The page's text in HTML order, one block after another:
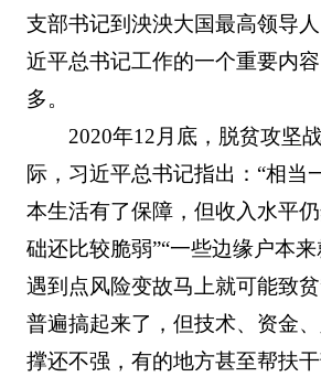
支部书记到泱泱大国最高领导
近平总书记工作的一个重要内
多。
2020年12月底，脱贫攻坚
际，习近平总书记指出：“相当
本生活有了保障，但收入水平
础还比较脆弱”“一些边缘户本
遇到点风险变故马上就可能致
普遍搞起来了，但技术、资金
撑还不强，有的地方甚至帮扶